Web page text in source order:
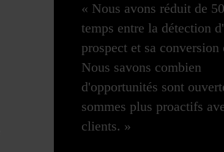
« Nous avons réduit de
temps entre la détection
prospect et sa conversion
Nous savons combien
d'opportunités sont
sommes plus proactifs
clients. »